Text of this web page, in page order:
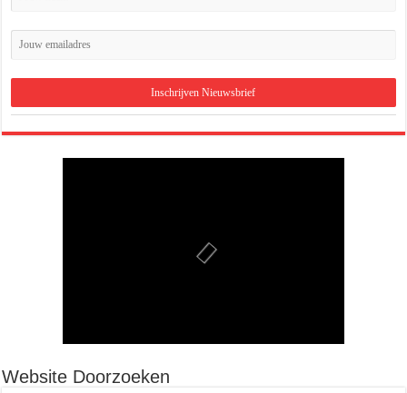
Website Doorzoeken